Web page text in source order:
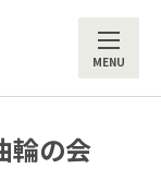
輪の会